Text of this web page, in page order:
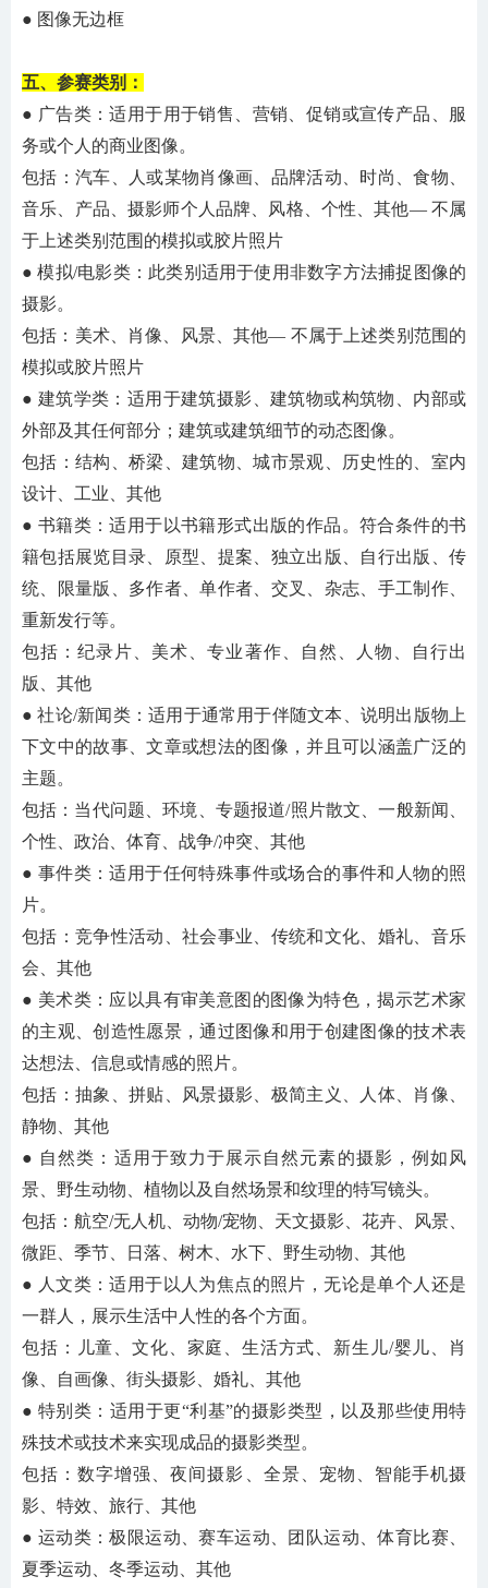
● 图像无边框
五、参赛类别：
● 广告类：适用于用于销售、营销、促销或宣传产品、服
务或个人的商业图像。
包括：汽车、人或某物肖像画、品牌活动、时尚、食物、
音乐、产品、摄影师个人品牌、风格、个性、其他— 不属
于上述类别范围的模拟或胶片照片
● 模拟/电影类：此类别适用于使用非数字方法捕捉图像的
摄影。
包括：美术、肖像、风景、其他— 不属于上述类别范围的
模拟或胶片照片
● 建筑学类：适用于建筑摄影、建筑物或构筑物、内部或
外部及其任何部分；建筑或建筑细节的动态图像。
包括：结构、桥梁、建筑物、城市景观、历史性的、室内
设计、工业、其他
● 书籍类：适用于以书籍形式出版的作品。符合条件的书
籍包括展览目录、原型、提案、独立出版、自行出版、传
统、限量版、多作者、单作者、交叉、杂志、手工制作、
重新发行等。
包括：纪录片、美术、专业著作、自然、人物、自行出
版、其他
● 社论/新闻类：适用于通常用于伴随文本、说明出版物上
下文中的故事、文章或想法的图像，并且可以涵盖广泛的
主题。
包括：当代问题、环境、专题报道/照片散文、一般新闻、
个性、政治、体育、战争/冲突、其他
● 事件类：适用于任何特殊事件或场合的事件和人物的照
片。
包括：竞争性活动、社会事业、传统和文化、婚礼、音乐
会、其他
● 美术类：应以具有审美意图的图像为特色，揭示艺术家
的主观、创造性愿景，通过图像和用于创建图像的技术表
达想法、信息或情感的照片。
包括：抽象、拼贴、风景摄影、极简主义、人体、肖像、
静物、其他
● 自然类：适用于致力于展示自然元素的摄影，例如风
景、野生动物、植物以及自然场景和纹理的特写镜头。
包括：航空/无人机、动物/宠物、天文摄影、花卉、风景、
微距、季节、日落、树木、水下、野生动物、其他
● 人文类：适用于以人为焦点的照片，无论是单个人还是
一群人，展示生活中人性的各个方面。
包括：儿童、文化、家庭、生活方式、新生儿/婴儿、肖
像、自画像、街头摄影、婚礼、其他
● 特别类：适用于更“利基”的摄影类型，以及那些使用特
殊技术或技术来实现成品的摄影类型。
包括：数字增强、夜间摄影、全景、宠物、智能手机摄
影、特效、旅行、其他
● 运动类：极限运动、赛车运动、团队运动、体育比赛、
夏季运动、冬季运动、其他